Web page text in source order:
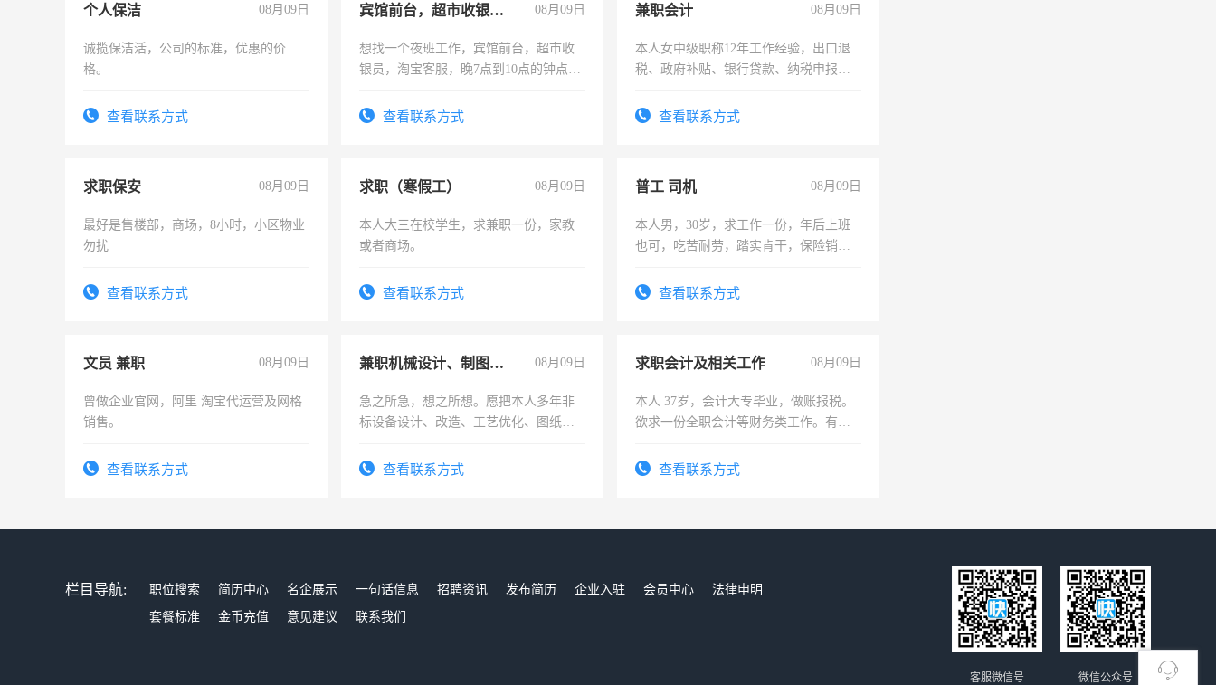
个人保洁 08月09日
诚揽保洁活，公司的标准，优惠的价
格。
查看联系方式
宾馆前台，超市收银员，淘宝客服 08月09日
想找一个夜班工作，宾馆前台，超市收
银员，淘宝客服，晚7点到10点的钟点
号同微信查看联系方式
兼职会计 08月09日
本人女中级职称12年工作经验，出口退
税、政府补贴、银行贷款、纳税申报、
务，财务咨询等业务。欲求兼职会计工
查看联系方式
求职保安 08月09日
最好是售楼部，商场，8小时，小区物业
勿扰
查看联系方式
求职（寒假工） 08月09日
本人大三在校学生，求兼职一份，家教
或者商场。
查看联系方式
普工 司机 08月09日
本人男，30岁，求工作一份，年后上班
也可，吃苦耐劳，踏实肯干，保险销售
查看联系方式
文员 兼职 08月09日
曾做企业官网，阿里 淘宝代运营及网格
销售。
查看联系方式
兼职机械设计、制图、设备改造 08月09日
急之所急，想之所想。愿把本人多年非
标设备设计、改造、工艺优化、图纸制
结识有识之士，共享未来。
查看联系方式
求职会计及相关工作 08月09日
本人 37岁，会计大专毕业，做账报税。
欲求一份全职会计等财务类工作。有会
查看联系方式
栏目导航: 职位搜索 简历中心 名企展示 一句话信息 招聘资讯 发布简历 企业入驻 会员中心
法律申明
套餐标准
金币充值 意见建议 联系我们
微信公众号
客服微信号